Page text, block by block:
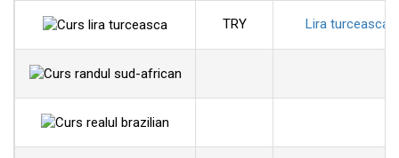
TRY Lira turceasca